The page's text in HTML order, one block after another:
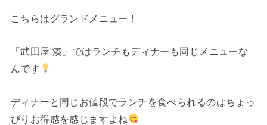
こちらはグランドメニュー！
「武田屋 湊」ではランチもディナーも同じメニューな
んです
ディナーと同じお値段でランチを食べられるのはちょっ
ぴりお得感を感じますよね